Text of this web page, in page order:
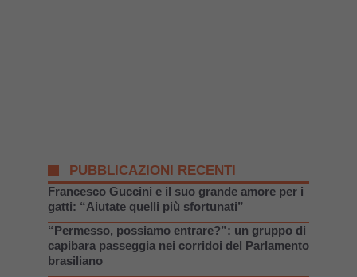
PUBBLICAZIONI RECENTI
Francesco Guccini e il suo grande amore per i
gatti: “Aiutate quelli più sfortunati”
“Permesso, possiamo entrare?”: un gruppo di
capibara passeggia nei corridoi del Parlamento
brasiliano